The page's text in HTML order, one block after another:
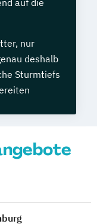
nur
deshalb
Sturmtiefs